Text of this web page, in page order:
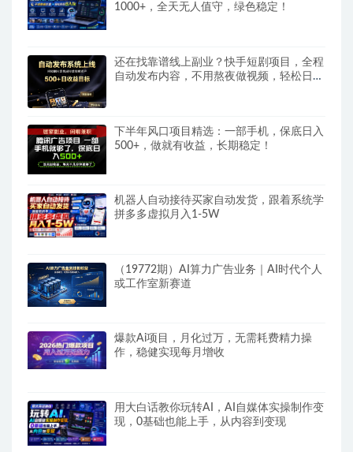
1000+，全天无人值守，绿色稳定！
还在找靠谱线上副业？快手短剧项目，全程
自动发布内容，不用熬夜做视频，轻松日入
下半年风口项目精选：一部手机，保底日入
500+，做就有收益，长期稳定！
机器人自动接待买家自动发货，跟着系统学
拼多多虚拟月入1-5W
（19772期）AI算力广告业务｜AI时代个人
或工作室新赛道
爆款Ai项目，月化过万，无需耗费精力操
作，稳健实现每月增收
用大白话教你玩转AI，AI自媒体实操制作变
现，0基础也能上手，从内容到变现